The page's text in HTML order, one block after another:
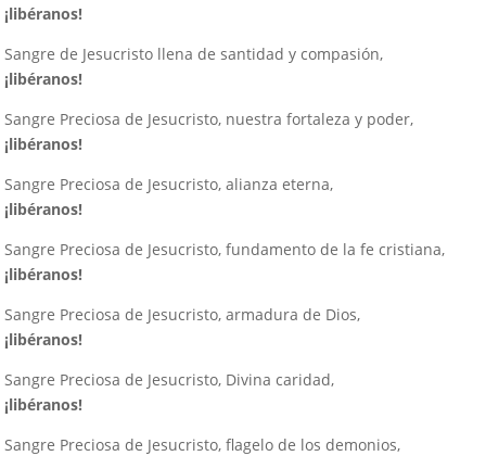
¡libéranos!
Sangre de Jesucristo llena de santidad y compasión,
¡libéranos!
Sangre Preciosa de Jesucristo, nuestra fortaleza y poder,
¡libéranos!
Sangre Preciosa de Jesucristo, alianza eterna,
¡libéranos!
Sangre Preciosa de Jesucristo, fundamento de la fe cristiana,
¡libéranos!
Sangre Preciosa de Jesucristo, armadura de Dios,
¡libéranos!
Sangre Preciosa de Jesucristo, Divina caridad,
¡libéranos!
Sangre Preciosa de Jesucristo, flagelo de los demonios,